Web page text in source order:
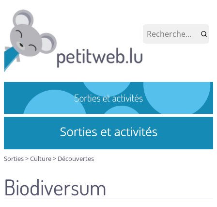
Sorties>Culture> Découvertes
Biodiversum